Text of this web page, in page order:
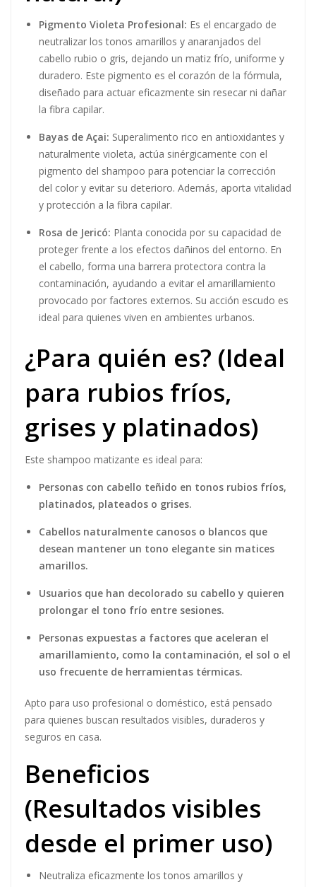
Pigmento Violeta Profesional: Es el encargado de
neutralizar los tonos amarillos y anaranjados del
cabello rubio o gris, dejando un matiz frío, uniforme y
duradero. Este pigmento es el corazón de la fórmula,
diseñado para actuar eficazmente sin resecar ni dañar
la fibra capilar.
Bayas de Açai: Superalimento rico en antioxidantes y
naturalmente violeta, actúa sinérgicamente con el
pigmento del shampoo para potenciar la corrección
del color y evitar su deterioro. Además, aporta vitalidad
y protección a la fibra capilar.
Rosa de Jericó: Planta conocida por su capacidad de
proteger frente a los efectos dañinos del entorno. En
el cabello, forma una barrera protectora contra la
contaminación, ayudando a evitar el amarillamiento
provocado por factores externos. Su acción escudo es
ideal para quienes viven en ambientes urbanos.
¿Para quién es? (Ideal
para rubios fríos,
grises y platinados)
Este shampoo matizante es ideal para:
Personas con cabello teñido en tonos rubios fríos,
platinados, plateados o grises.
Cabellos naturalmente canosos o blancos que
desean mantener un tono elegante sin matices
amarillos.
Usuarios que han decolorado su cabello y quieren
prolongar el tono frío entre sesiones.
Personas expuestas a factores que aceleran el
amarillamiento, como la contaminación, el sol o el
uso frecuente de herramientas térmicas.
Apto para uso profesional o doméstico, está pensado
para quienes buscan resultados visibles, duraderos y
seguros en casa.
Beneficios
(Resultados visibles
desde el primer uso)
Neutraliza eficazmente los tonos amarillos y